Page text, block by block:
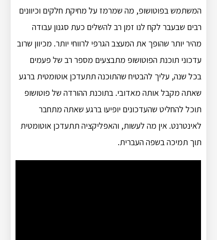
המשתמש בפוטושופ, מה שמרמז על מחיקת חלקים וכיוונים
רבים שבעבר לקח לנו זמן רב להשלים כעת סגנון עבודה
מהיר יותר שהופך את המעצב הגרפי לרווחי יותר. מכיוון שרוב
עדכוני תוכנת הפוטושופ מתבצעים מספר רב של פעמים
בכל שנה, עליך להבטיח שהתוכנה תתעדכן אוטומטית ברגע
שאתה מקבל אותה מאדובי. בתוכנת ההורדה של פוטושופ
תוכל להחליט שהעדכונים יופיעו ברגע שאתה מתחבר
לאינטרנט. אין מה לעשות, והאפליקציה תתעדכן אוטומטית
תוך תמיכה בשפה העברית.